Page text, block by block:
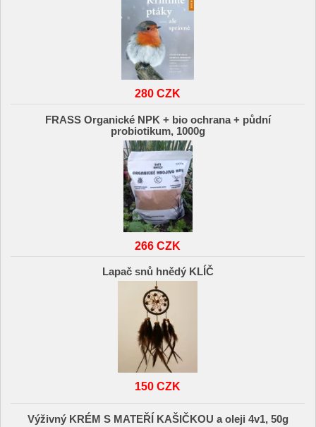
280 CZK
FRASS Organické NPK + bio ochrana + půdní
probiotikum, 1000g
266 CZK
Lapač snů hnědý KLÍČ
150 CZK
Výživný KRÉM S MATEŘÍ KAŠIČKOU a oleji 4v1, 50g